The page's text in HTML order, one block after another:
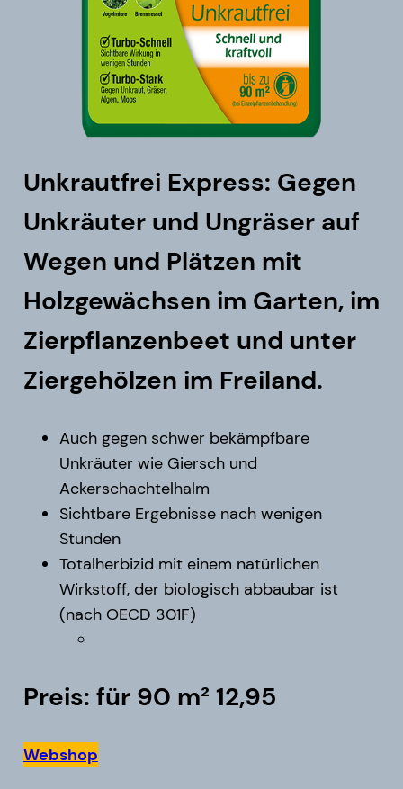
Unkrautfrei Express: Gegen
Unkräuter und Ungräser auf
Wegen und Plätzen mit
Holzgewächsen im Garten, im
Zierpflanzenbeet und unter
Ziergehölzen im Freiland.
Auch gegen schwer bekämpfbare
Unkräuter wie Giersch und
Ackerschachtelhalm
Sichtbare Ergebnisse nach wenigen
Stunden
Totalherbizid mit einem natürlichen
Wirkstoff, der biologisch abbaubar ist
(nach OECD 301F)
Preis: für 90 m² 12,95
Webshop